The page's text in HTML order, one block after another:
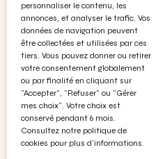
personnaliser le contenu, les
annonces, et analyser le trafic. Vos
données de navigation peuvent
être collectées et utilisées par ces
tiers. Vous pouvez donner ou retirer
votre consentement globalement
ou par finalité en cliquant sur
"Accepter", "Refuser" ou "Gérer
mes choix". Votre choix est
conservé pendant 6 mois.
Consultez notre politique de
cookies pour plus d'informations.